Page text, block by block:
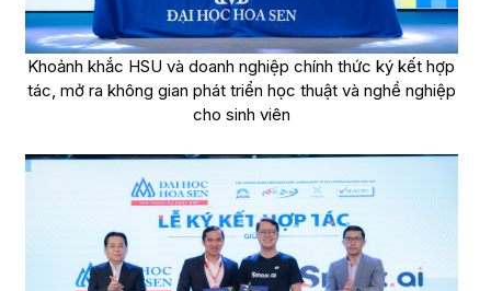
Khoảnh khắc HSU và doanh nghiệp chính thức ký kết hợp
tác, mở ra không gian phát triển học thuật và nghề nghiệp
cho sinh viên